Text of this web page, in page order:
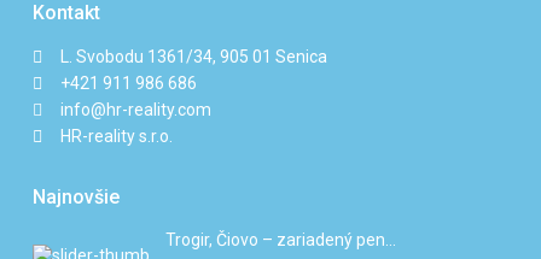
Kontakt
L. Svobodu 1361/34, 905 01 Senica
+421 911 986 686
info@hr-reality.com
HR-reality s.r.o.
Najnovšie
Trogir, Čiovo – zariadený pen...